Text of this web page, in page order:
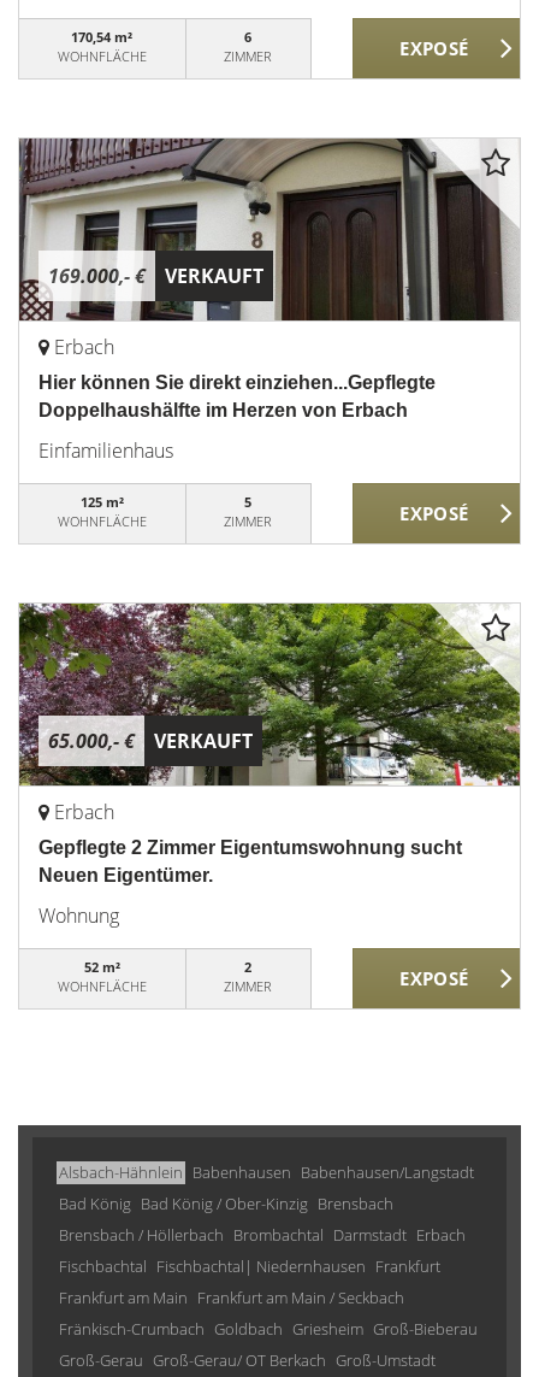
170,54 m²
WOHNFLÄCHE
6
ZIMMER
169.000,- € VERKAUFT
Erbach
Hier können Sie direkt einziehen...Gepflegte
Doppelhaushälfte im Herzen von Erbach
Einfamilienhaus
125 m²
WOHNFLÄCHE
5
ZIMMER
65.000,- € VERKAUFT
Erbach
Gepflegte 2 Zimmer Eigentumswohnung sucht
Neuen Eigentümer.
Wohnung
52 m²
WOHNFLÄCHE
2
ZIMMER
Alsbach-Hähnlein Babenhausen Babenhausen/Langstadt
Bad König Bad König / Ober-Kinzig Brensbach
Brensbach / Höllerbach Brombachtal Darmstadt Erbach
Fischbachtal Fischbachtal| Niedernhausen Frankfurt
Frankfurt am Main Frankfurt am Main / Seckbach
Fränkisch-Crumbach Goldbach Griesheim Groß-Bieberau
Groß-Gerau Groß-Gerau/ OT Berkach Groß-Umstadt